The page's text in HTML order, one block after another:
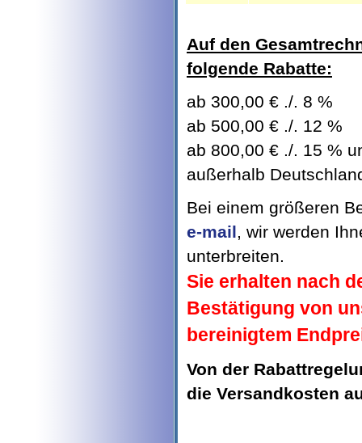
Auf den
folgende Rabatte:
ab 300,00 € ./. 8 %
ab 500,00 € ./. 12 %
ab 800,00 € ./. 15 %
außerhalb
Bei einem größeren
e-mail, wir werden
unterbreiten.
Sie erhalten nach
Bestätigung von
bereinigtem
Von der
die Versandkosten